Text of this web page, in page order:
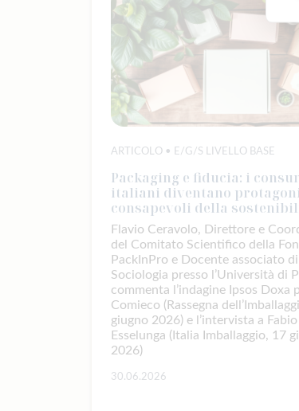
ARTICOLO • E/G/S LIVELLO BASE
Packaging e fiducia: i
italiani diventano
consapevoli della
Flavio Ceravolo, Direttore e
del Comitato Scientifico della
PackInPro e Docente associato di
Sociologia presso l’Università di
commenta l’indagine Ipsos Doxa
Comieco (Rassegna
giugno 2026) e l’intervista a
Esselunga (Italia Imballaggio, 17
2026)
30.06.2026